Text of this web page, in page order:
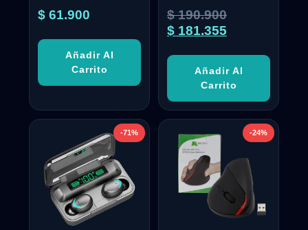
$ 61.900
Añadir Al
Carrito
$190.900
$ 181.355
Añadir Al
Carrito
-71% -24%